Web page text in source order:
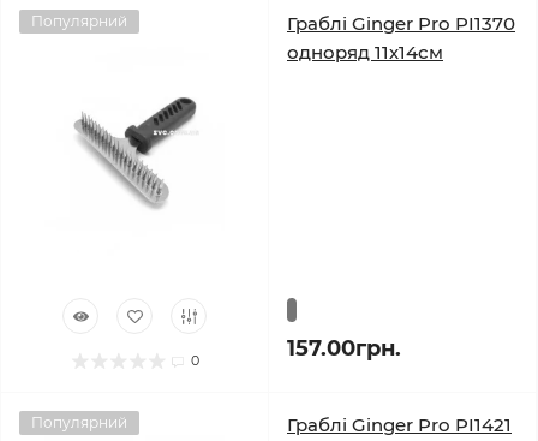
Популярний
0
Граблі Ginger Pro PI1370
одноряд 11х14см
157.00грн.
Популярний
Граблі Ginger Pro PI1421